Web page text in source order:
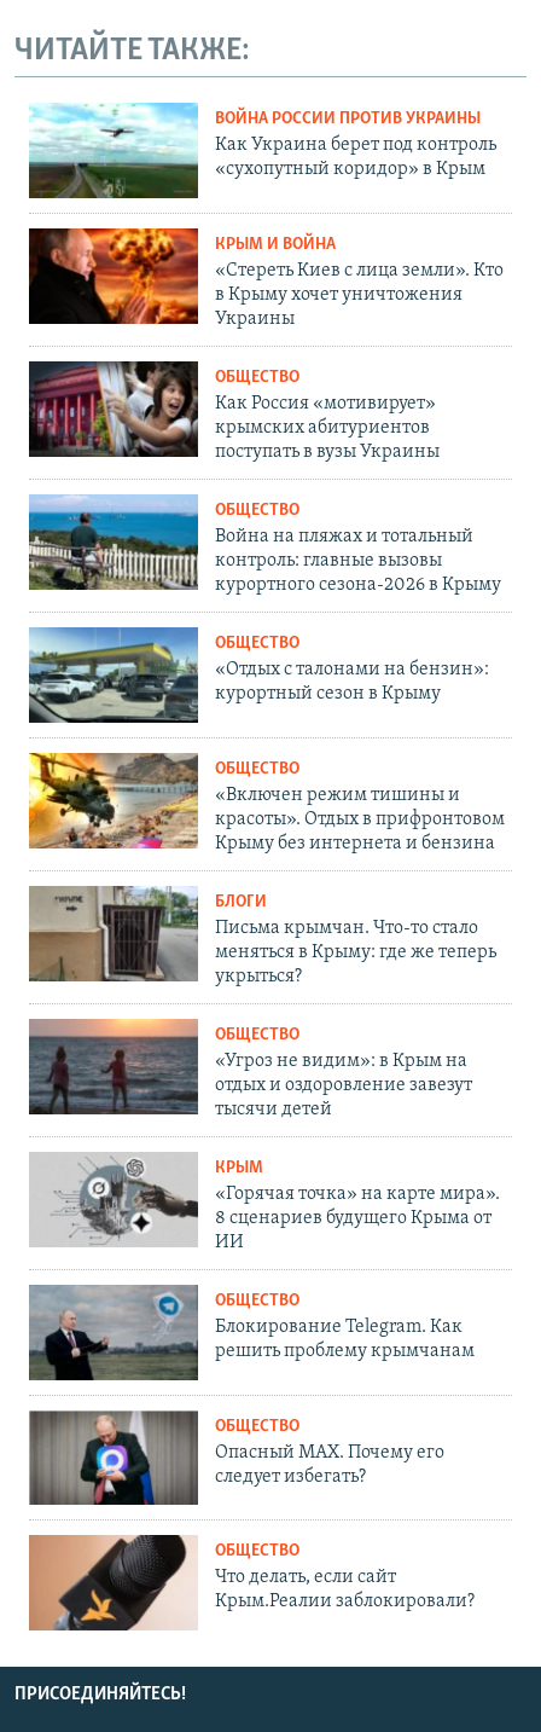
ЧИТАЙТЕ ТАКЖЕ:
ВОЙНА РОССИИ ПРОТИВ УКРАИНЫ
Как Украина берет под контроль
«сухопутный коридор» в Крым
КРЫМ И ВОЙНА
«Стереть Киев с лица земли». Кто
в Крыму хочет уничтожения
Украины
ОБЩЕСТВО
Как Россия «мотивирует»
крымских абитуриентов
поступать в вузы Украины
ОБЩЕСТВО
Война на пляжах и тотальный
контроль: главные вызовы
курортного сезона-2026 в Крыму
ОБЩЕСТВО
«Отдых с талонами на бензин»:
курортный сезон в Крыму
ОБЩЕСТВО
«Включен режим тишины и
красоты». Отдых в прифронтовом
Крыму без интернета и бензина
БЛОГИ
Письма крымчан. Что-то стало
меняться в Крыму: где же теперь
укрыться?
ОБЩЕСТВО
«Угроз не видим»: в Крым на
отдых и оздоровление завезут
тысячи детей
КРЫМ
«Горячая точка» на карте мира».
8 сценариев будущего Крыма от
ИИ
ОБЩЕСТВО
Блокирование Telegram. Как
решить проблему крымчанам
ОБЩЕСТВО
Опасный MAX. Почему его
следует избегать?
ОБЩЕСТВО
Что делать, если сайт
Крым.Реалии заблокировали?
ПРИСОЕДИНЯЙТЕСЬ!